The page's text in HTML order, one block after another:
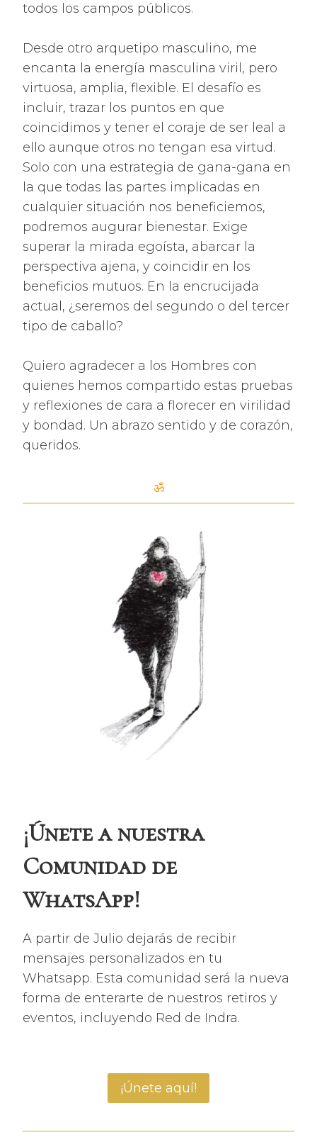
todos los campos públicos.
Desde otro arquetipo masculino, me
encanta la energía masculina viril, pero
virtuosa, amplia, flexible. El desafío es
incluir, trazar los puntos en que
coincidimos y tener el coraje de ser leal a
ello aunque otros no tengan esa virtud.
Solo con una estrategia de gana-gana en
la que todas las partes implicadas en
cualquier situación nos beneficiemos,
podremos augurar bienestar. Exige
superar la mirada egoísta, abarcar la
perspectiva ajena, y coincidir en los
beneficios mutuos. En la encrucijada
actual, ¿seremos del segundo o del tercer
tipo de caballo?
Quiero agradecer a los Hombres con
quienes hemos compartido estas pruebas
y reflexiones de cara a florecer en virilidad
y bondad. Un abrazo sentido y de corazón,
queridos.
ॐ
¡Únete a nuestra
Comunidad de
WhatsApp!
A partir de Julio dejarás de recibir
mensajes personalizados en tu
Whatsapp. Esta comunidad será la nueva
forma de enterarte de nuestros retiros y
eventos, incluyendo Red de Indra.
¡Únete aquí!